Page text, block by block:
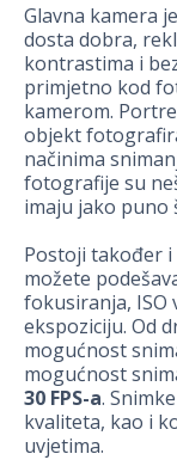
Glavna kamera
dosta dobra,
kontrastima i
primjetno kod
kamerom.
objekt
načinima
fotografije su
imaju jako puno
Postoji također
možete
fokusiranja, ISO
ekspoziciju. Od
mogućnost
mogućnost
30 FPS-a.
kvaliteta, kao i
uvjetima.